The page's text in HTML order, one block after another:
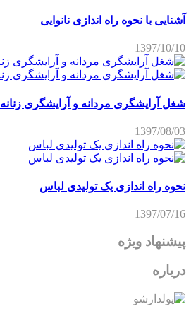
آشنایی با نحوه راه اندازی نانوایی
1397/10/10
شغل آرایشگری مردانه و آرایشگری زنانه
1397/08/03
نحوه راه اندازی یک تولیدی لباس
1397/07/16
پیشنهاد ویژه
درباره